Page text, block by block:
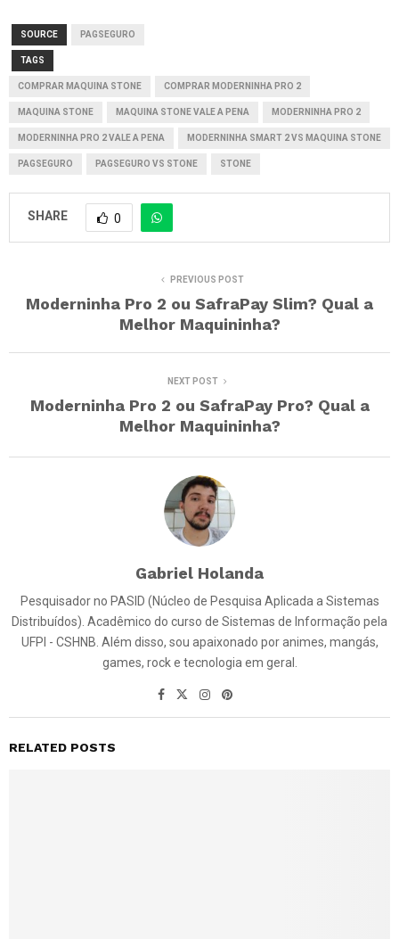
SOURCE PAGSEGURO
TAGS
COMPRAR MAQUINA STONE COMPRAR MODERNINHA PRO 2
MAQUINA STONE MAQUINA STONE VALE A PENA MODERNINHA PRO 2
MODERNINHA PRO 2 VALE A PENA MODERNINHA SMART 2 VS MAQUINA STONE
PAGSEGURO PAGSEGURO VS STONE STONE
SHARE 0
PREVIOUS POST
Moderninha Pro 2 ou SafraPay Slim? Qual a
Melhor Maquininha?
NEXT POST
Moderninha Pro 2 ou SafraPay Pro? Qual a
Melhor Maquininha?
Gabriel Holanda
Pesquisador no PASID (Núcleo de Pesquisa Aplicada a Sistemas
Distribuídos). Acadêmico do curso de Sistemas de Informação pela
UFPI - CSHNB. Além disso, sou apaixonado por animes, mangás,
games, rock e tecnologia em geral.
RELATED POSTS